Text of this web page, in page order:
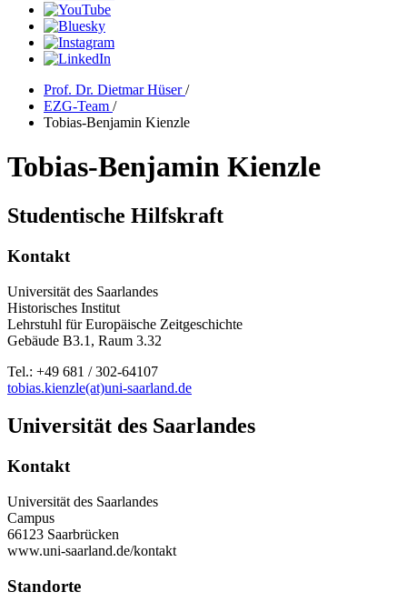
Prof. Dr. Dietmar Hüser/
EZG-Team /
Tobias-Benjamin Kienzle
Tobias-Benjamin Kienzle
Studentische Hilfskraft
Kontakt
Universität des Saarlandes
Historisches Institut
Lehrstuhl für Europäische Zeitgeschichte
Gebäude B3.1, Raum 3.32
Tel.: +49 681 / 302-64107
tobias.kienzle(at)uni-saarland.de
Universität des Saarlandes
Kontakt
Universität des Saarlandes
Campus
66123 Saarbrücken
www.uni-saarland.de/kontakt
Standorte